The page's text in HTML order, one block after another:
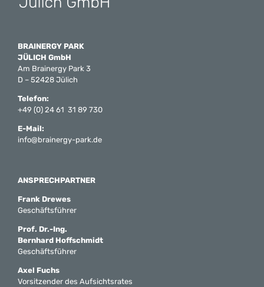
BRAINERGY PARK
JÜLICH GmbH
Am Brainergy Park 3
D – 52428 Jülich
Telefon:
+49 (0) 24 61 31 89 730
E-Mail:
info@brainergy-park.de
ANSPRECHPARTNER
Frank Drewes
Geschäftsführer
Prof. Dr.-Ing.
Bernhard Hoffschmidt
Geschäftsführer
Axel Fuchs
Vorsitzender des Aufsichtsrates